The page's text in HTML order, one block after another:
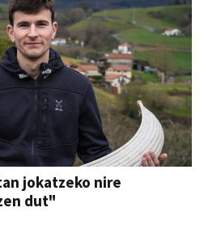
jokatzeko nire
dut"